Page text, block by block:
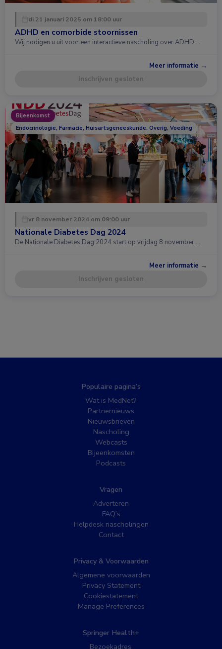
di 21 januari 2025 om 18:00 uur
ADHD en comorbide stoornissen
Wij nodigen u uit voor een interactieve nascholing over ADHD …
Meer informatie →
Inschrijven gesloten
Bijeenkomst
Endocrinologie, Farmacie, Huisartsgeneeskunde, Overig, Voeding
vr 8 november 2024 om 09:00 uur
Nationale Diabetes Dag 2024
De Nationale Diabetes Dag 2024 start op vrijdag 8 november …
Meer informatie →
Inschrijven gesloten
Populaire pagina’s
Wat is MedNet?
Partnernieuws
Nieuwsbrieven
Nascholing
Webcasts
Bijeenkomsten
Podcasts
Vragen
Adverteren
FAQ’s
Helpdesk nascholingen
Contact
Privacy & Voorwaarden
Algemene voorwaarden
Privacy Statement
Cookiestatement
Manage Preferences
Springer Health+
Bezoekadres: